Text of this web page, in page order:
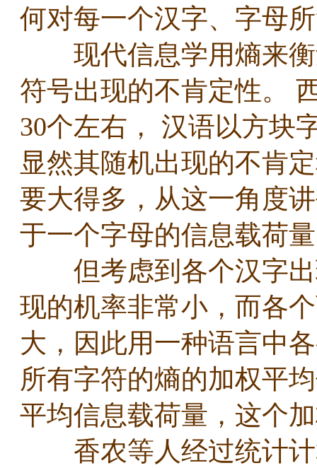
何对每一个汉字、字母
现代信息学用熵来衡
符号出现的不肯定性。
30个左右， 汉语以方块
显然其随机出现的不肯
要大得多，从这一角度
于一个字母的信息载荷
但考虑到各个汉字出
现的机率非常小，而各
大，因此用一种语言中
所有字符的熵的加权平
平均信息载荷量，这个
香农等人经过统计计